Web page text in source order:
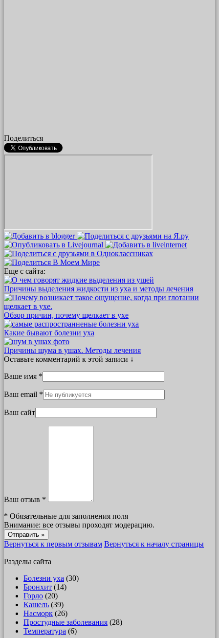
Поделиться
Еще с сайта:
Причины выделения жидкости из уха и методы лечения
Обзор причин, почему щелкает в ухе
Какие бывают болезни уха
Причины шума в ушах. Методы лечения
Оставьте комментарий к этой записи ↓
Ваше имя *
Ваш email *
Ваш сайт
Ваш отзыв *
* Обязательные для заполнения поля
Внимание: все отзывы проходят модерацию.
Вернуться к первым отзывам Вернуться к началу страницы
Разделы сайта
Болезни уха (30)
Бронхит (14)
Горло (20)
Кашель (39)
Насморк (26)
Простудные заболевания (28)
Температура (6)